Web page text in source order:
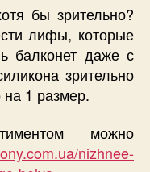
бы зрительно?
лифы, которые
балконет даже с
зрительно
1 размер.
можно
nizhnee-